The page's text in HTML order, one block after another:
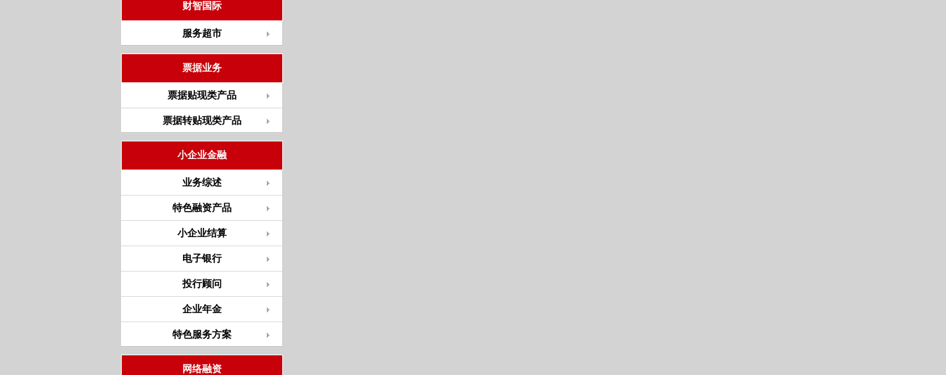
财智国际
服务超市
票据业务
票据贴现类产品
票据转贴现类产品
小企业金融
业务综述
特色融资产品
小企业结算
电子银行
投行顾问
企业年金
特色服务方案
网络融资